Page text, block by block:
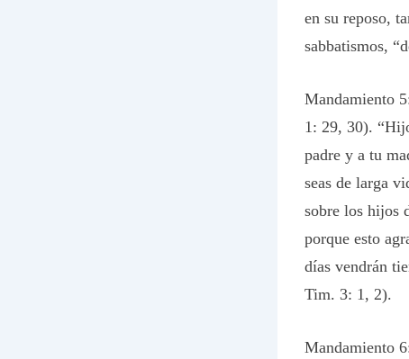
en su reposo,
sabbatismos,
Mandamiento
1: 29, 30).
padre y a tu
seas de larga
sobre los hijos
porque esto
días vendrán
Tim. 3: 1, 2).
Mandamiento